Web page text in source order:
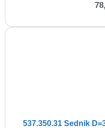
537.350.31 Sednik